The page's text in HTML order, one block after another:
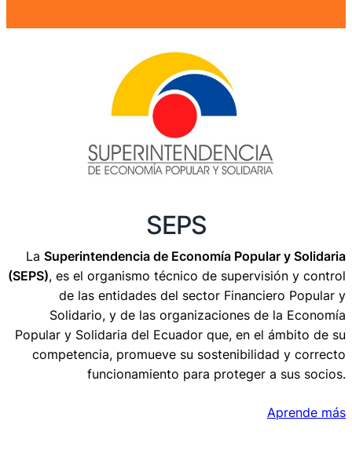
SEPS
La Superintendencia de Economía Popular y Solidaria
(SEPS), es el organismo técnico de supervisión y control
de las entidades del sector Financiero Popular y
Solidario, y de las organizaciones de la Economía
Popular y Solidaria del Ecuador que, en el ámbito de su
competencia, promueve su sostenibilidad y correcto
funcionamiento para proteger a sus socios.
Aprende más